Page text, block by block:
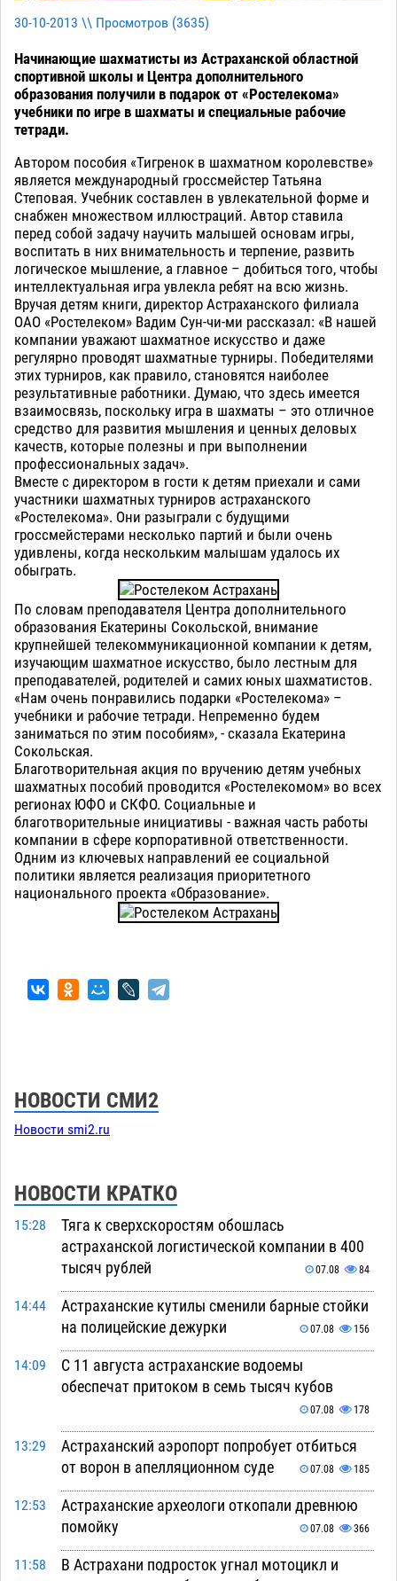
30-10-2013 \\ Просмотров (3635)
Начинающие шахматисты из Астраханской областной
спортивной школы и Центра дополнительного
образования получили в подарок от «Ростелекома»
учебники по игре в шахматы и специальные рабочие
тетради.
Автором пособия «Тигренок в шахматном королевстве»
является международный гроссмейстер Татьяна
Степовая. Учебник составлен в увлекательной форме и
снабжен множеством иллюстраций. Автор ставила
перед собой задачу научить малышей основам игры,
воспитать в них внимательность и терпение, развить
логическое мышление, а главное – добиться того, чтобы
интеллектуальная игра увлекла ребят на всю жизнь.
Вручая детям книги, директор Астраханского филиала
ОАО «Ростелеком» Вадим Сун-чи-ми рассказал: «В нашей
компании уважают шахматное искусство и даже
регулярно проводят шахматные турниры. Победителями
этих турниров, как правило, становятся наиболее
результативные работники. Думаю, что здесь имеется
взаимосвязь, поскольку игра в шахматы – это отличное
средство для развития мышления и ценных деловых
качеств, которые полезны и при выполнении
профессиональных задач».
Вместе с директором в гости к детям приехали и сами
участники шахматных турниров астраханского
«Ростелекома». Они разыграли с будущими
гроссмейстерами несколько партий и были очень
удивлены, когда нескольким малышам удалось их
обыграть.
По словам преподавателя Центра дополнительного
образования Екатерины Сокольской, внимание
крупнейшей телекоммуникационной компании к детям,
изучающим шахматное искусство, было лестным для
преподавателей, родителей и самих юных шахматистов.
«Нам очень понравились подарки «Ростелекома» –
учебники и рабочие тетради. Непременно будем
заниматься по этим пособиям», - сказала Екатерина
Сокольская.
Благотворительная акция по вручению детям учебных
шахматных пособий проводится «Ростелекомом» во всех
регионах ЮФО и СКФО. Социальные и
благотворительные инициативы - важная часть работы
компании в сфере корпоративной ответственности.
Одним из ключевых направлений ее социальной
политики является реализация приоритетного
национального проекта «Образование».
НОВОСТИ СМИ2
Новости smi2.ru
НОВОСТИ КРАТКО
15:28
Тяга к сверхскоростям обошлась
астраханской логистической компании в 400
тысяч рублей
07.08 84
14:44
Астраханские кутилы сменили барные стойки
на полицейские дежурки
07.08 156
14:09
С 11 августа астраханские водоемы
обеспечат притоком в семь тысяч кубов
07.08 178
13:29
Астраханский аэропорт попробует отбиться
от ворон в апелляционном суде
07.08 185
12:53
Астраханские археологи откопали древнюю
помойку
07.08 366
11:58
В Астрахани подросток угнал мотоцикл и